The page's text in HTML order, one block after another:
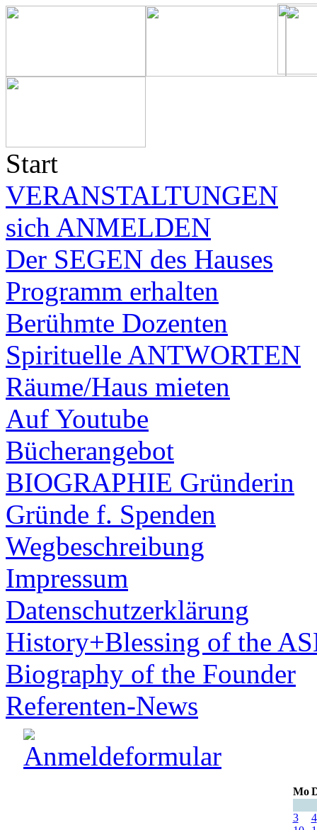
Start
VERANSTALTUNGEN
sich ANMELDEN
Der SEGEN des Hauses
Programm erhalten
Berühmte Dozenten
Spirituelle ANTWORTEN
Räume/Haus mieten
Auf Youtube
Bücherangebot
BIOGRAPHIE Gründerin
Gründe f. Spenden
Wegbeschreibung
Impressum
Datenschutzerklärung
History+Blessing of the
Biography of the Founder
Referenten-News
Mo
3
4